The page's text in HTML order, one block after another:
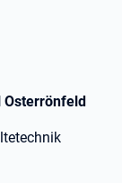
Osterrönfeld